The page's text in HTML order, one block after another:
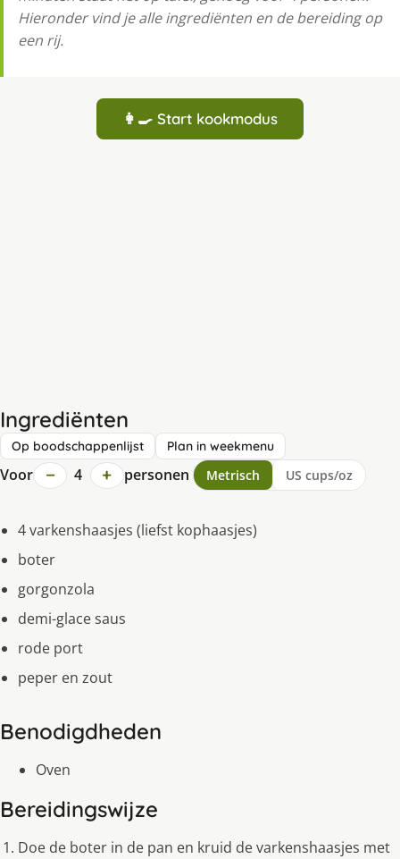
Hieronder vind je alle ingrediënten en de bereiding op
een rij.
👩‍🍳 Start kookmodus
Ingrediënten
Op boodschappenlijst Plan in weekmenu
Voor − 4 + personen Metrisch US cups/oz
4 varkenshaasjes (liefst kophaasjes)
boter
gorgonzola
demi-glace saus
rode port
peper en zout
Benodigdheden
Oven
Bereidingswijze
Doe de boter in de pan en kruid de varkenshaasjes met